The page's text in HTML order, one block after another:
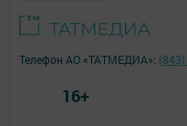
Телефон АО «ТАТМЕДИА»:
16+